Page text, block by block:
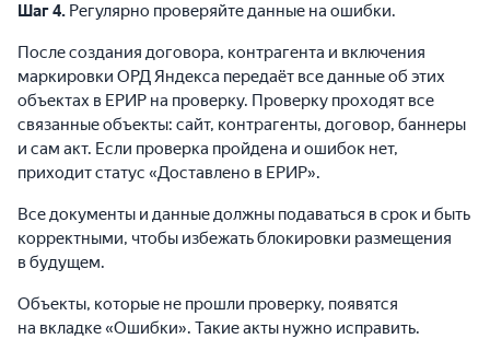
Шаг 4. Регулярно проверяйте данные на ошибки.
После создания договора, контрагента и включения
маркировки ОРД Яндекса передаёт все данные об этих
объектах в ЕРИР на проверку. Проверку проходят все
связанные объекты: сайт, контрагенты, договор, баннеры
и сам акт. Если проверка пройдена и ошибок нет,
приходит статус «Доставлено в ЕРИР».
Все документы и данные должны подаваться в срок и быть
корректными, чтобы избежать блокировки размещения
в будущем.
Объекты, которые не прошли проверку, появятся
на вкладке «Ошибки». Такие акты нужно исправить.